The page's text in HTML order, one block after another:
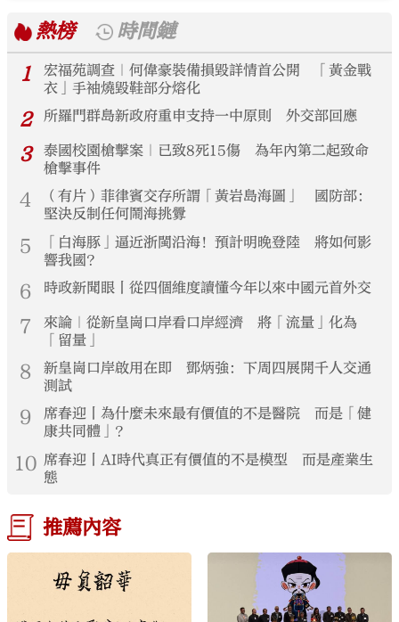
熱榜
時間鏈
1
宏福苑調查｜何偉豪裝備損毀詳情首公開 「黃金戰
衣」手袖燒毀鞋部分熔化
2 所羅門群島新政府重申支持一中原則 外交部回應
3
泰國校園槍擊案｜已致8死15傷 為年內第二起致命
槍擊事件
4
（有片）菲律賓交存所謂「黃岩島海圖」 國防部：
堅決反制任何鬧海挑釁
5
「白海豚」逼近浙閩沿海！預計明晚登陸 將如何影
響我國？
6 時政新聞眼丨從四個維度讀懂今年以來中國元首外交
7
來論｜從新皇崗口岸看口岸經濟 將「流量」化為
「留量」
8
新皇崗口岸啟用在即 鄧炳強：下周四展開千人交通
測試
9
席春迎丨為什麼未來最有價值的不是醫院 而是「健
康共同體」？
10 席春迎丨AI時代真正有價值的不是模型 而是產業生
態
推薦內容